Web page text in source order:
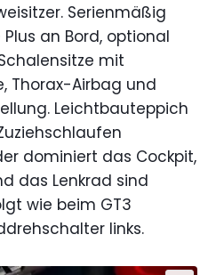
Serienmäßig
an Bord, optional
mit
Thorax-Airbag und
Leichtbauteppich
dominiert das Cockpit,
das Lenkrad sind
wie beim GT3
links.